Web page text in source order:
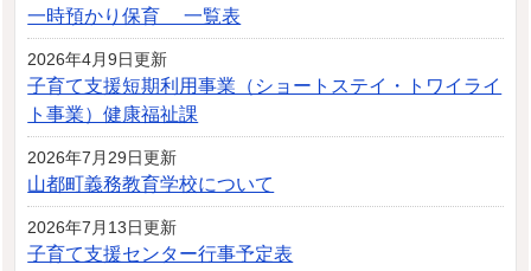
一時預かり保育 一覧表
2026年4月9日更新
子育て支援短期利用事業（ショートステイ・トワイライ
ト事業）健康福祉課
2026年7月29日更新
山都町義務教育学校について
2026年7月13日更新
子育て支援センター行事予定表